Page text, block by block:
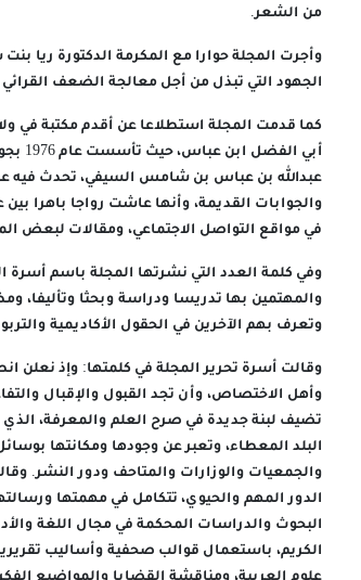
من الشعر.
وأجرت المجلة حوارا مع المكرمة الدكتورة ريا
الجهود التي تبذل من أجل معالجة الضعف
كما قدمت المجلة استطلاعا عن أقدم مكتبة في
عبدالله بن عباس بن شامس السيفي، تحدث فيه
في مواقع التواصل الاجتماعي، ومقالات لبعض
وفي كلمة العدد التي نشرتها المجلة باسم أسرة
والمهتمين بها تدريسا ودراسة وبحثا وتأليفا،
وتعرف بهم الآخرين في الحقول الأكاديمية
وقالت أسرة تحرير المجلة في كلمتها: وإذ نعلن
وأهل الاختصاص، وأن تجد القبول والإقبال
تضيف لبنة جديدة في صرح العلم والمعرفة، الذي
البلد المعطاء، وتعبر عن وجودها ومكانتها
والجمعيات والوزارات والمتاحف ودور النشر.
الدور المهم والحيوي، تتكامل في مهمتها
البحوث والدراسات المحكمة في مجال اللغة
الكريم، باستعمال قوالب صحفية وأساليب